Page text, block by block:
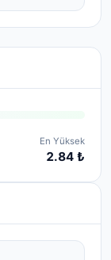
En Yüksek
2.84 ₺